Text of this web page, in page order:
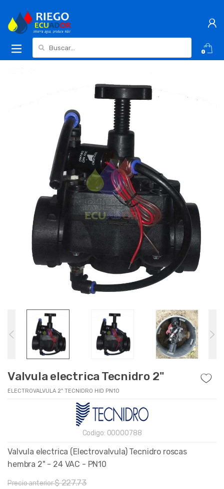
Buscar:
0
Valvula electrica Tecnidro 2"
ELECTROVALVULA 2" TECNIDRO HID PN10
Codigo: 00000788
Valvula electrica (Electrovalvula) Tecnidro roscas
hembra 2" - 24 VAC - PN10
Precio anterior$227.73